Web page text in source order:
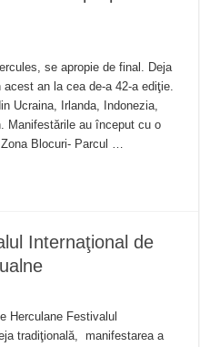
se apropie de final. Deja
an la cea de-a 42-a ediţie.
Ucraina, Irlanda, Indonezia,
Manifestările au început cu o
Blocuri- Parcul …
Internaţional de
Herculane Festivalul
tradiţională, manifestarea a